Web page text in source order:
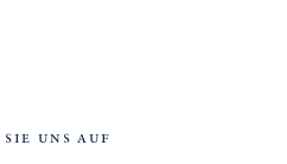
SIE UNS AUF